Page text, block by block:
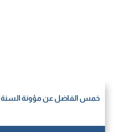
خمس الفاضل عن مؤونة السنة